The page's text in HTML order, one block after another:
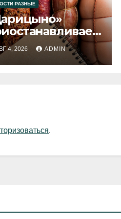
РАЗНЫЕ
продукции
4, 2026 ADMIN
.